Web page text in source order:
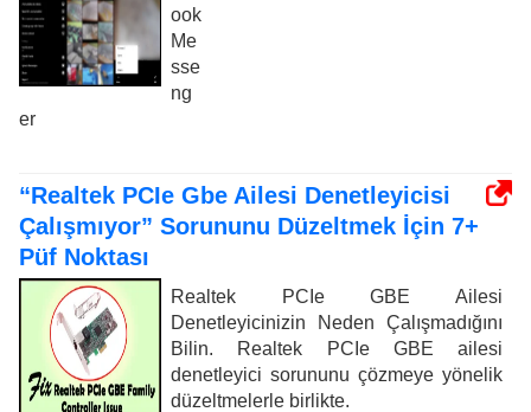
ook
Me
sse
ng
er
“Realtek PCIe Gbe Ailesi Denetleyicisi
Çalışmıyor” Sorununu Düzeltmek İçin 7+
Püf Noktası
Realtek PCIe GBE Ailesi
Denetleyicinizin Neden Çalışmadığını
Bilin. Realtek PCIe GBE ailesi
denetleyici sorununu çözmeye yönelik
düzeltmelerle birlikte.